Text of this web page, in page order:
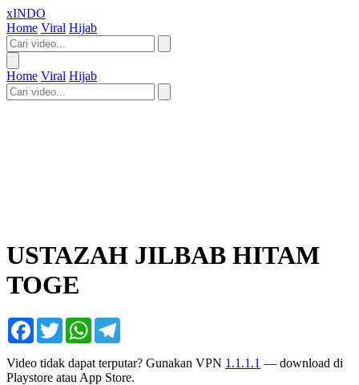
xINDO
Home Viral Hijab
Home Viral Hijab
USTAZAH JILBAB HITAM
TOGE
Facebook
TwitterWhatsApp
Video tidak dapat terputar? Gunakan VPN 1.1.1.1 — download di
Playstore atau App Store.